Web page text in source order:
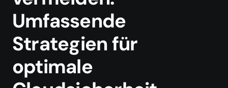
Umfassende
Strategien für
optimale